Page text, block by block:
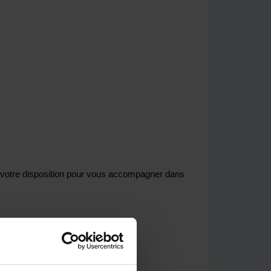
disposition pour vous accompagner dans